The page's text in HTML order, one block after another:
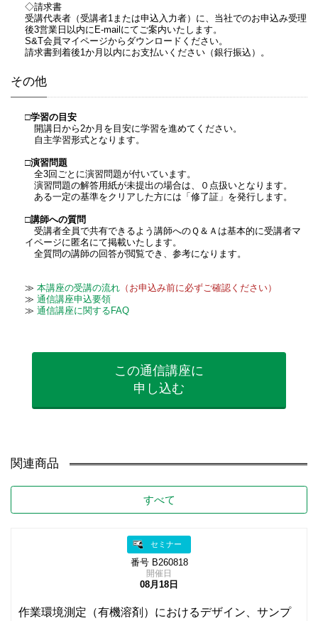
◇請求書
受講代表者（受講者1または申込入力者）に、当社でのお申込み受理
後3営業日以内にE-mailにてご案内いたします。
S&T会員マイページからダウンロードください。
請求書到着後1か月以内にお支払いください（銀行振込）。
その他
□学習の目安
開講日から2か月を目安に学習を進めてください。
自主学習形式となります。
□演習問題
全3回ごとに演習問題が付いています。
演習問題の解答用紙が未提出の場合は、０点扱いとなります。
ある一定の基準をクリアした方には「修了証」を発行します。
□講師への質問
受講者全員で共有できるよう講師へのＱ＆Ａは基本的に受講者マ
イページに匿名にて掲載いたします。
全質問の講師の回答が閲覧でき、参考になります。
≫ 本講座の受講の流れ（お申込み前に必ずご確認ください）
≫ 通信講座申込要領
≫ 通信講座に関するFAQ
この通信講座に
申し込む
関連商品
すべて
セミナー
番号 B260818
開催日
08月18日
作業環境測定（有機溶剤）におけるデザイン、サンプ